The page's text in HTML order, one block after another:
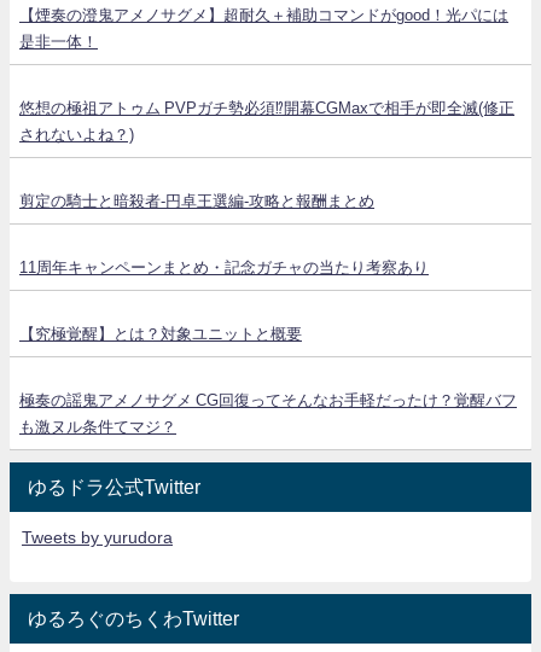
【煙奏の澄鬼アメノサグメ】超耐久＋補助コマンドがgood！光パには
是非一体！
悠想の極祖アトゥム PVPガチ勢必須⁉開幕CGMaxで相手が即全滅(修正
されないよね？)
剪定の騎士と暗殺者-円卓王選編-攻略と報酬まとめ
11周年キャンペーンまとめ・記念ガチャの当たり考察あり
【究極覚醒】とは？対象ユニットと概要
極奏の謡鬼アメノサグメ CG回復ってそんなお手軽だったけ？覚醒バフ
も激ヌル条件てマジ？
ゆるドラ公式Twitter
Tweets by yurudora
ゆるろぐのちくわTwitter